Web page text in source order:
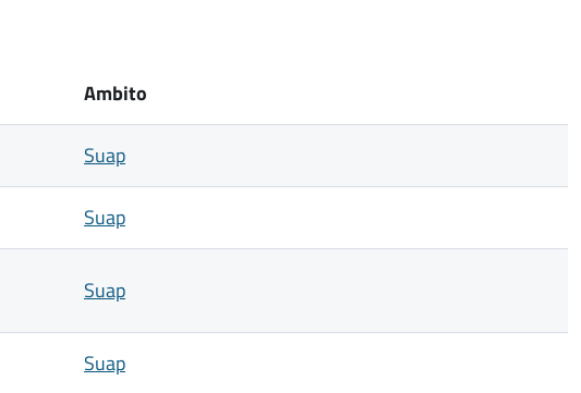
Ambito
Suap
Suap
Suap
Suap